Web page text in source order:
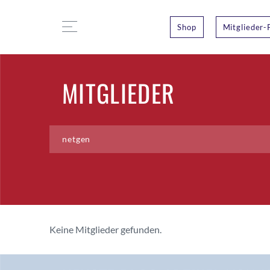
Shop Mitglieder-
MITGLIEDER
Keine Mitglieder gefunden.